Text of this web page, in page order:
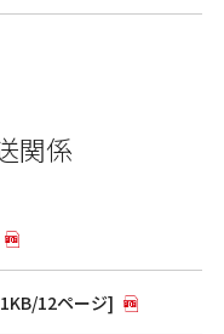
関係
12ページ]